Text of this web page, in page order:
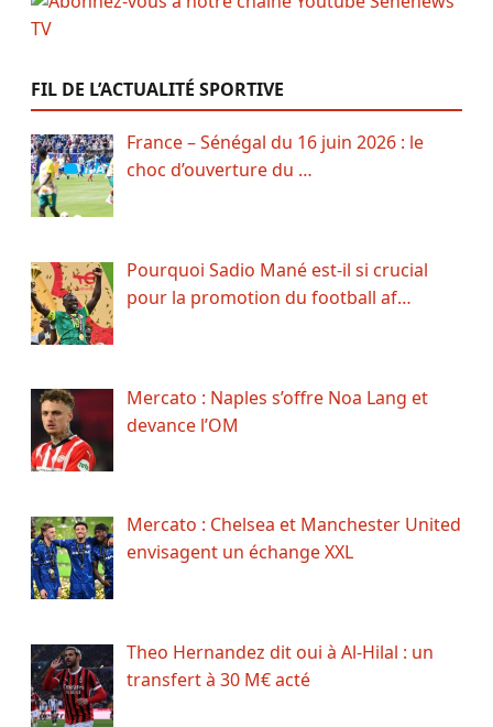
FIL DE L’ACTUALITÉ SPORTIVE
France – Sénégal du 16 juin 2026 : le
choc d’ouverture du …
Pourquoi Sadio Mané est-il si crucial
pour la promotion du football af…
Mercato : Naples s’offre Noa Lang et
devance l’OM
Mercato : Chelsea et Manchester United
envisagent un échange XXL
Theo Hernandez dit oui à Al-Hilal : un
transfert à 30 M€ acté